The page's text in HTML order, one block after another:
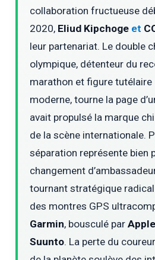
collaboration fructueuse
2020, Eliud Kipchoge et
leur partenariat. Le double
olympique, détenteur du
marathon et figure tutélaire
moderne, tourne la page
avait propulsé la marque
de la scène internationale.
séparation représente bien
changement
tournant stratégique
des montres GPS
Garmin, bousculé parApple
Suunto. La perte du